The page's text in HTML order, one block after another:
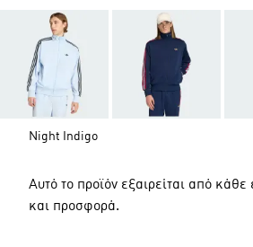
Night Indigo
Αυτό το προϊόν εξαιρείται από
και προσφορά.